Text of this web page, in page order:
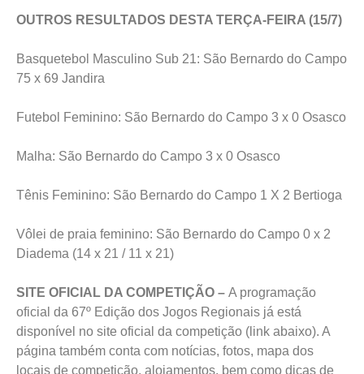
OUTROS RESULTADOS DESTA TERÇA-FEIRA (15/7)
Basquetebol Masculino Sub 21: São Bernardo do Campo
75 x 69 Jandira
Futebol Feminino: São Bernardo do Campo 3 x 0 Osasco
Malha: São Bernardo do Campo 3 x 0 Osasco
Tênis Feminino: São Bernardo do Campo 1 X 2 Bertioga
Vôlei de praia feminino: São Bernardo do Campo 0 x 2
Diadema (14 x 21 / 11 x 21)
SITE OFICIAL DA COMPETIÇÃO – A programação
oficial da 67º Edição dos Jogos Regionais já está
disponível no site oficial da competição (link abaixo). A
página também conta com notícias, fotos, mapa dos
locais de competição, alojamentos, bem como dicas de